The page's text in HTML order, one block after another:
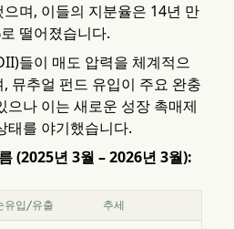
며, 이들의 지분율은 14년 만
떨어졌습니다.
들이 매도 압력을 체계적으
뮤추얼 펀드 유입이 주요 완충
으나 이는 새로운 성장 촉매제
태를 야기했습니다.
(2025년 3월 – 2026년 3월):
유입/유출 추세